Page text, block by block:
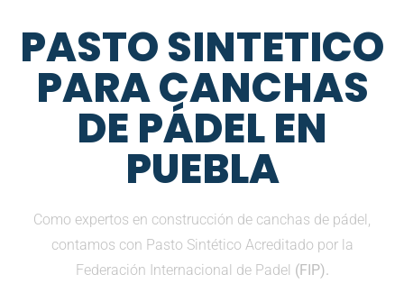
PASTO SINTETICO
PARA CANCHAS
DE PÁDEL EN
PUEBLA
Como expertos en construcción de canchas de pádel,
contamos con Pasto Sintético Acreditado por la
Federación Internacional de Padel (FIP).